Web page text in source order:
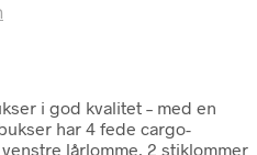
i god kvalitet – med en
har 4 fede cargo-
lårlomme, 2 stiklommer